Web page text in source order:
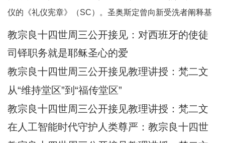
们的面容刻在祂的掌心上（参阅：依
四十九 16），祂对我们的爱，比母亲
对子女的爱更为
仪的《礼仪宪章》（SC）。圣奥斯定曾向新受洗者阐释基
督身体的奥迹，他引用了我们刚刚听到的圣保禄的这句经
12:27）他继而说道：“你们所领受的，正是属
教宗良十四世周三公开接见：​对西班牙的使徒
牧灵访问的反省
司铎职务就是耶稣圣心的爱
教宗良十四世周三公开接见教理讲授：梵二文
献 III：《礼仪宪章》
从“维持堂区”到“福传堂区”
教宗良十四世周三公开接见教理讲授：梵二文
献 III：《礼仪宪章》
在人工智能时代守护人类尊严：教宗良十四世
首封通谕《伟大的人类》预先品尝